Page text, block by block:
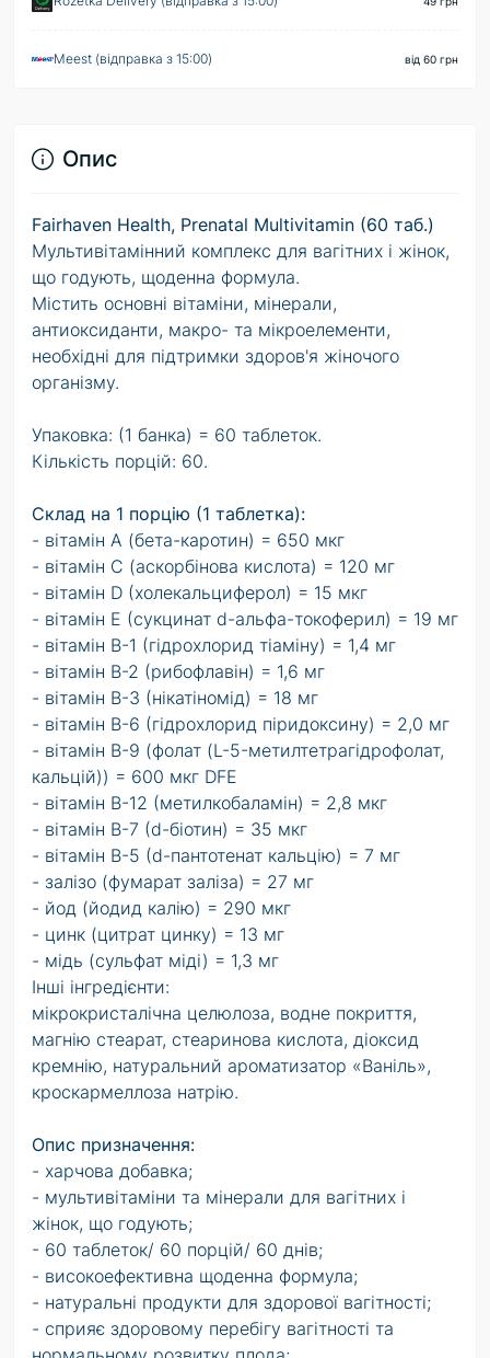
Meest (відправка з 15:00) від 60 грн
Опис
Fairhaven Health, Prenatal Multivitamin (60 таб.)
Мультивітамінний комплекс для вагітних і жінок,
що годують, щоденна формула.
Містить основні вітаміни, мінерали,
антиоксиданти, макро- та мікроелементи,
необхідні для підтримки здоров'я жіночого
організму.
Упаковка: (1 банка) = 60 таблеток.
Кількість порцій: 60.
Склад на 1 порцію (1 таблетка):
- вітамін А (бета-каротин) = 650 мкг
- вітамін С (аскорбінова кислота) = 120 мг
- вітамін D (холекальциферол) = 15 мкг
- вітамін E (сукцинат d-альфа-токоферил) = 19 мг
- вітамін B-1 (гідрохлорид тіаміну) = 1,4 мг
- вітамін B-2 (рибофлавін) = 1,6 мг
- вітамін B-3 (нікатіномід) = 18 мг
- вітамін B-6 (гідрохлорид піридоксину) = 2,0 мг
- вітамін В-9 (фолат (L-5-метилтетрагідрофолат,
кальцій)) = 600 мкг DFE
- вітамін B-12 (метилкобаламін) = 2,8 мкг
- вітамін В-7 (d-біотин) = 35 мкг
- вітамін В-5 (d-пантотенат кальцію) = 7 мг
- залізо (фумарат заліза) = 27 мг
- йод (йодид калію) = 290 мкг
- цинк (цитрат цинку) = 13 мг
- мідь (сульфат міді) = 1,3 мг
Інші інгредієнти:
мікрокристалічна целюлоза, водне покриття,
магнію стеарат, стеаринова кислота, діоксид
кремнію, натуральний ароматизатор «Ваніль»,
кроскармеллоза натрію.
Опис призначення:
- харчова добавка;
- мультивітаміни та мінерали для вагітних і
жінок, що годують;
- 60 таблеток/ 60 порцій/ 60 днів;
- високоефективна щоденна формула;
- натуральні продукти для здорової вагітності;
- сприяє здоровому перебігу вагітності та